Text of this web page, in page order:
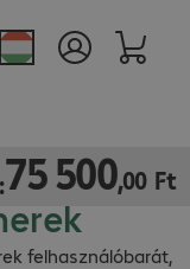
felhasználóbarát,
75500,00 Ft
75 500,00 Ft